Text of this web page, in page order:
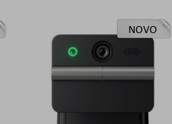
NOVO